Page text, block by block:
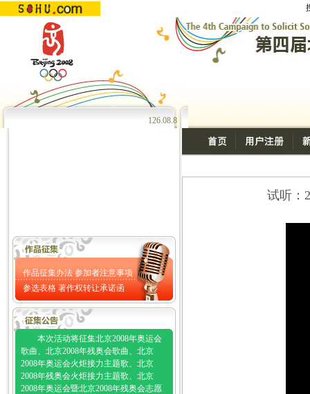
126.08.8
作品征集办法 参加者注意事项
参选表格 著作权转让承诺函
本次活动将征集北京2008年奥运会
歌曲、北京2008年残奥会歌曲、北京
2008年奥运会火炬接力主题歌、北京
2008年残奥会火炬接力主题歌、北京
2008年奥运会暨北京2008年残奥会志愿
试听：